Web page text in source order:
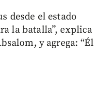
desde el estado
la batalla”, explica
y agrega: “Él